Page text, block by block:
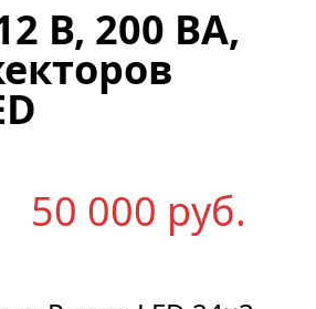
В, 200 ВА,
50 000 руб.